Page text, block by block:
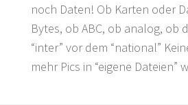
noch Daten! Ob Karten oder
Bytes, ob ABC, ob analog, ob
“inter” vor dem “national”
mehr Pics in “eigene Dateien”